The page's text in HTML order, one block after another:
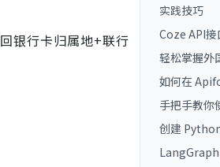
银行卡归属地+联行
实践技巧
Coze API
轻松掌握外
如何在
手把手教你
创建